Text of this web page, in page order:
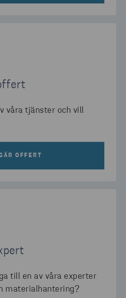
våra tjänster och vill
OFFERT
till en av våra experter
materialhantering?